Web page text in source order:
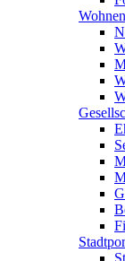
Wohnen